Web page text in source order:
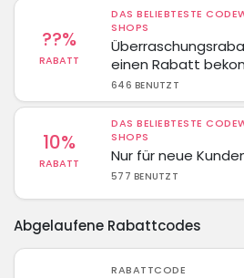
??%
RABATT
DAS BELIEBTESTE
SHOPS
einen Rabatt
646 BENUTZT
10%
RABATT
DAS BELIEBTESTE
SHOPS
Nur für neue
577 BENUTZT
Abgelaufene Rabattcodes
RABATTCODE